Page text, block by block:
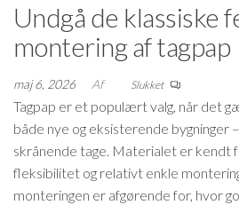
Undgå de klassiske
montering af tagpap
maj 6, 2026 Af Slukket
Tagpap er et populært valg, når det
både nye og eksisterende bygninger
skrånende tage. Materialet er kendt
fleksibilitet og relativt enkle
monteringen er afgørende for, hvor